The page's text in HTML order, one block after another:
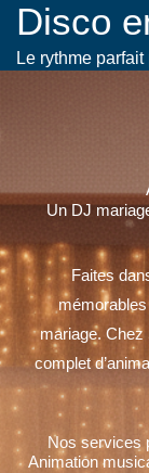
Aller
contenu
Disco
Le rythme
Un DJ
Faites
mariage. Chez
complet
Nos services
Animation